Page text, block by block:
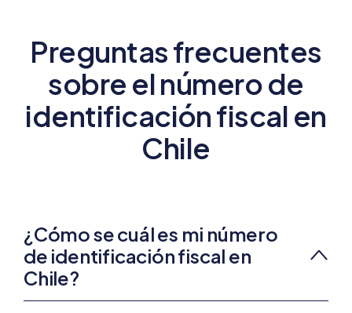
Preguntas frecuentes
sobre el número de
identificación fiscal en
Chile
¿Cómo se cuál es mi número
de identificación fiscal en
Chile?